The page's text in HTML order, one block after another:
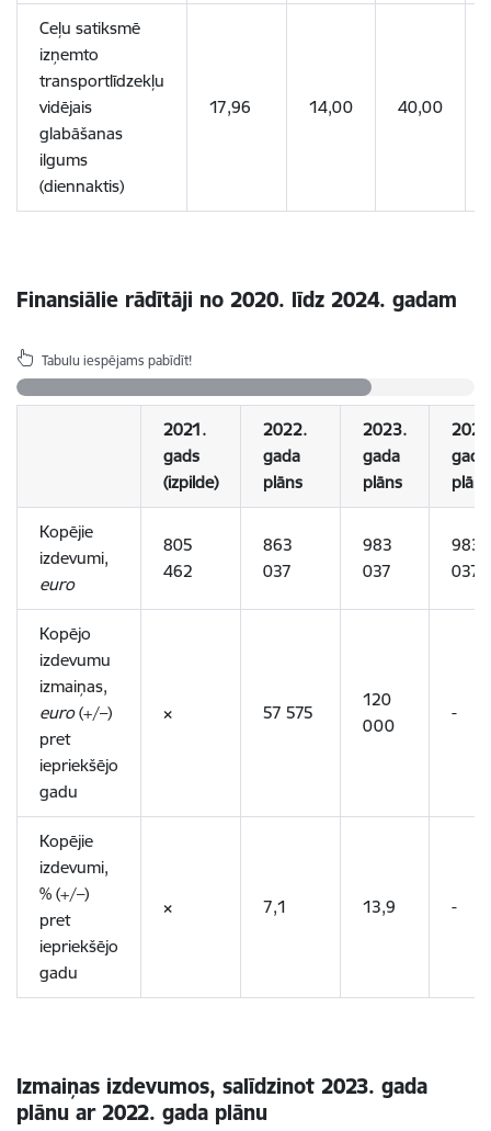
Ceļu satiksmē
izņemto
transportlīdzekļu
vidējais
glabāšanas
ilgums
(diennaktis)
17,96 14,00 40,00
Finansiālie rādītāji no 2020. līdz 2024. gadam
Tabulu iespējams pabīdīt!
2021.
gads
(izpilde)
2022.
gada
plāns
2023.
gada
plāns
gada
plāns
Kopējie
izdevumi,
euro
805
462
863
037
983
037
983
037
Kopējo
izdevumu
izmaiņas,
euro(+/–)
pret
iepriekšējo
gadu
× 57 575
120
000
-
Kopējie
izdevumi,
% (+/–)
pret
iepriekšējo
gadu
× 7,1 13,9 -
Izmaiņas izdevumos, salīdzinot 2023. gada
plānu ar 2022. gada plānu